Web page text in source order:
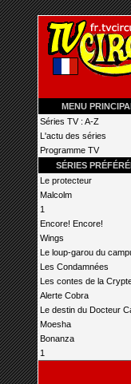
MENU
Séries TV : A-Z
L'actu des séries
Programme TV
SÉRIES
Le protecteur
Malcolm
1
Encore! Encore!
Wings
Le loup-garou du
Les Condamnées
Les contes de la
Alerte Cobra
Le destin du Docteur
Moesha
Bonanza
1